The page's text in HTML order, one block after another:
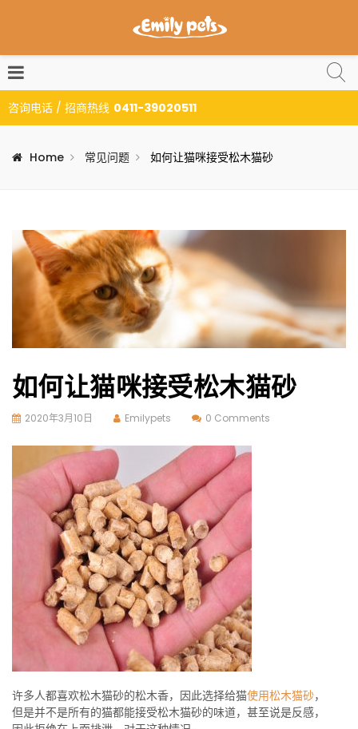
咨询电话 / 招商热线 0411-39020511
Home 常见问题 如何让猫咪接受松木猫砂
如何让猫咪接受松木猫砂
2020年3月10日 Emilypets 0 Comments
许多人都喜欢松木猫砂的松木香，因此选择给猫使用松木猫砂，
但是并不是所有的猫都能接受松木猫砂的味道，甚至说是反感，